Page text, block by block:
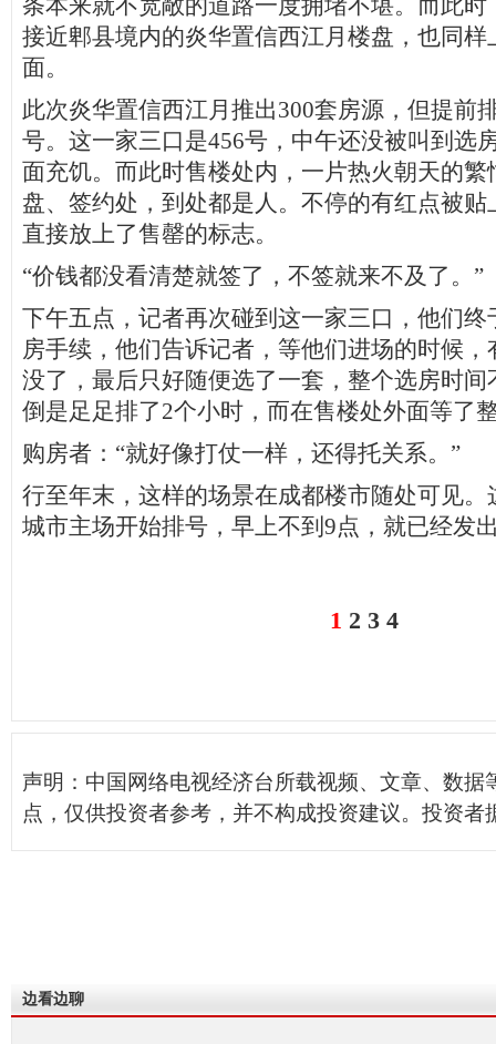
条本来就不宽敞的道路一度拥堵不堪。而此
接近郫县境内的炎华置信西江月楼盘，也同
面。
此次炎华置信西江月推出300套房源，但提前
号。这一家三口是456号，中午还没被叫到选
面充饥。而此时售楼处内，一片热火朝天的
盘、签约处，到处都是人。不停的有红点被
直接放上了售罄的标志。
“价钱都没看清楚就签了，不签就来不及了。”
下午五点，记者再次碰到这一家三口，他们
房手续，他们告诉记者，等他们进场的时候
没了，最后只好随便选了一套，整个选房时间
倒是足足排了2个小时，而在售楼处外面等了
购房者：“就好像打仗一样，还得托关系。”
行至年末，这样的场景在成都楼市随处可见。
城市主场开始排号，早上不到9点，就已经发
1 2 3 4
声明：中国网络电视经济台所载视频、文章、数据
点，仅供投资者参考，并不构成投资建议。投资者
边看边聊